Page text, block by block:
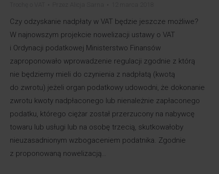
Czy odzyskanie nadpłaty w VAT będzie jeszcze możliwe?
W najnowszym projekcie nowelizacji ustawy o VAT
i Ordynacji podatkowej Ministerstwo Finansów
zaproponowało wprowadzenie regulacji zgodnie z którą
nie będziemy mieli do czynienia z nadpłatą (kwotą
do zwrotu) jeżeli organ podatkowy udowodni, że dokonanie
zwrotu kwoty nadpłaconego lub nienależnie zapłaconego
podatku, którego ciężar został przerzucony na nabywcę
towaru lub usługi lub na osobę trzecią, skutkowałoby
nieuzasadnionym wzbogaceniem podatnika. Zgodnie
z proponowaną nowelizacją…